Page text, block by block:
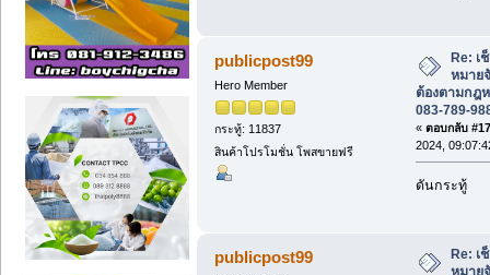
publicpost99
Hero Member
กระทู้: 11837
สินค้าโปรโมชั่น โพสขายฟรี
Re: เ
หมาย
ต้องตามกฎ
083-789-
« ตอบกลับ
2024,
ดันกระทู้
publicpost99
Re: เ
หมาย